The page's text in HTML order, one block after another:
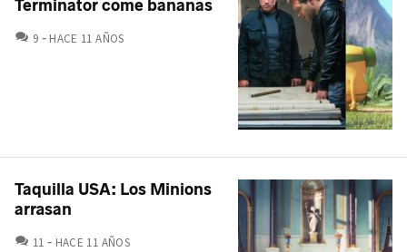
Terminator come bananas
9 COMENTARIOS
HACE 11 AÑOS
Taquilla USA: Los Minions
arrasan
11 COMENTARIOS
HACE 11 AÑOS